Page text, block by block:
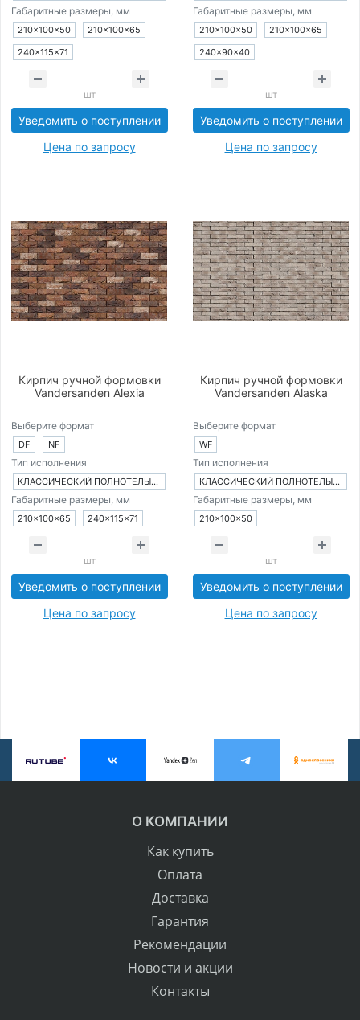
Габаритные размеры, мм
210×100×50
210×100×65
240×115×71
шт
Уведомить о поступлении
Цена по запросу
Габаритные размеры, мм
210×100×50
210×100×65
240×90×40
шт
Уведомить о поступлении
Цена по запросу
Кирпич ручной формовки
Vandersanden Alexia
Выберите формат
DF NF
Тип исполнения
КЛАССИЧЕСКИЙ ПОЛНОТЕЛЫЙ КИРПИЧ
Габаритные размеры, мм
210×100×65 240×115×71
шт
Уведомить о поступлении
Цена по запросу
Кирпич ручной формовки
Vandersanden Alaska
Выберите формат
WF
Тип исполнения
КЛАССИЧЕСКИЙ ПОЛНОТЕЛЫЙ КИРПИЧ
Габаритные размеры, мм
210×100×50
шт
Уведомить о поступлении
Цена по запросу
О КОМПАНИИ
Как купить
Оплата
Доставка
Гарантия
Рекомендации
Новости и акции
Контакты